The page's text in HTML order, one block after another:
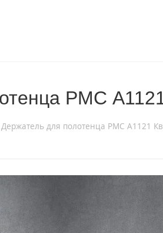
РМС
Держатель для полотенца РМС A1121